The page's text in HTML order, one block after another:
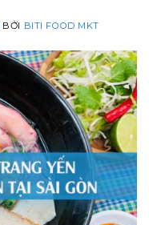
BỞI BITI FOOD MKT